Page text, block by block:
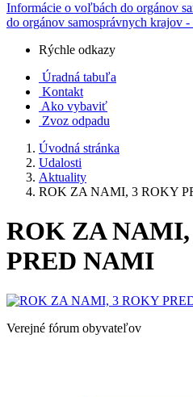
Informácie o voľbách do orgánov
do orgánov samosprávnych krajov
Rýchle odkazy
Úradná tabuľa
Kontakt
Ako vybaviť
Zvoz odpadu
Úvodná stránka
Udalosti
Aktuality
ROK ZA NAMI, 3 ROKY
ROK ZA
PRED NAMI
Verejné fórum obyvateľov